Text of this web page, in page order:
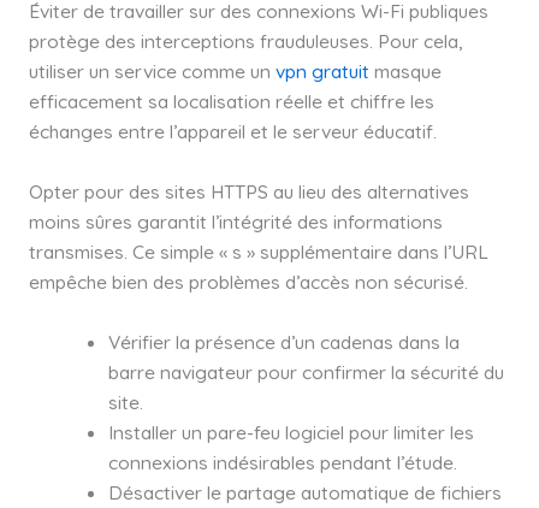
Éviter de travailler sur des connexions Wi-Fi publiques
protège des interceptions frauduleuses. Pour cela,
utiliser un service comme un vpn gratuit masque
efficacement sa localisation réelle et chiffre les
échanges entre l’appareil et le serveur éducatif.
Opter pour des sites HTTPS au lieu des alternatives
moins sûres garantit l’intégrité des informations
transmises. Ce simple « s » supplémentaire dans l’URL
empêche bien des problèmes d’accès non sécurisé.
Vérifier la présence d’un cadenas dans la
barre navigateur pour confirmer la sécurité du
site.
Installer un pare-feu logiciel pour limiter les
connexions indésirables pendant l’étude.
Désactiver le partage automatique de fichiers